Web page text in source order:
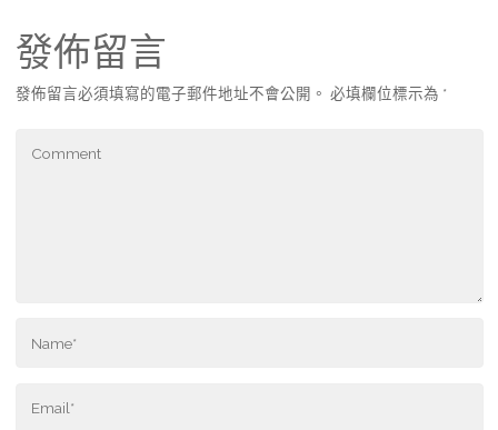
發佈留言
發佈留言必須填寫的電子郵件地址不會公開。 必填欄位標示為 *